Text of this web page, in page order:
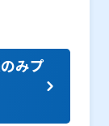
みプ